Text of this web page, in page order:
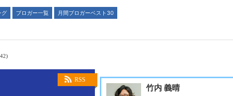
グ ブロガー一覧
月間ブロガーベスト30
RSS
竹内 義晴